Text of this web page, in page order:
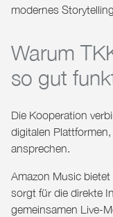
modernes Storytelling.
Warum
so gut
Die Kooperation
digitalen
ansprechen.
Amazon Music
sorgt für die direkte
gemeinsamen Live-